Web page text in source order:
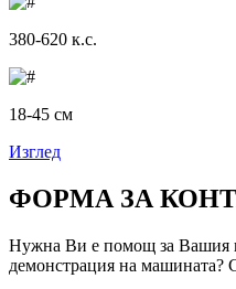
380-620 к.с.
18-45 см
Изглед
ФОРМА ЗА
Нужна Ви е помощ за Вашия
демонстрация на машината?